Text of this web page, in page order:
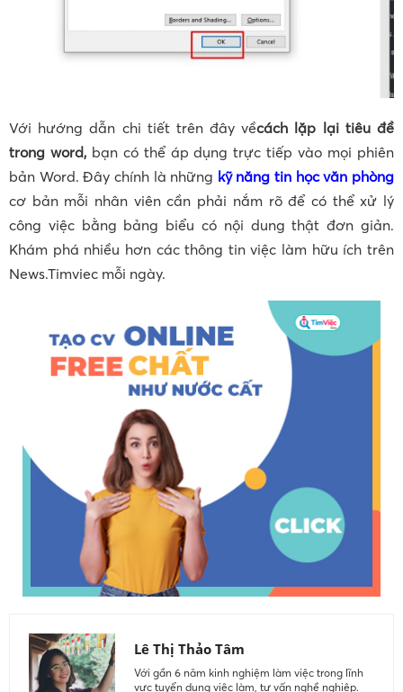
Với hướng dẫn chi tiết trên đây vềcách lặp lại tiêu đề
trong word,bạn có thể áp dụng trực tiếp vào mọi phiên
bản Word. Đây chính là những kỹ năng tin học văn phòng
cơ bản mỗi nhân viên cần phải nắm rõ để có thể xử lý
công việc bằng bảng biểu có nội dung thật đơn giản.
Khám phá nhiều hơn các thông tin việc làm hữu ích trên
News.Timviec mỗi ngày.
Lê Thị Thảo Tâm
Với gần 6 năm kinh nghiệm làm việc trong lĩnh
vực tuyển dụng việc làm, tư vấn nghề nghiệp.